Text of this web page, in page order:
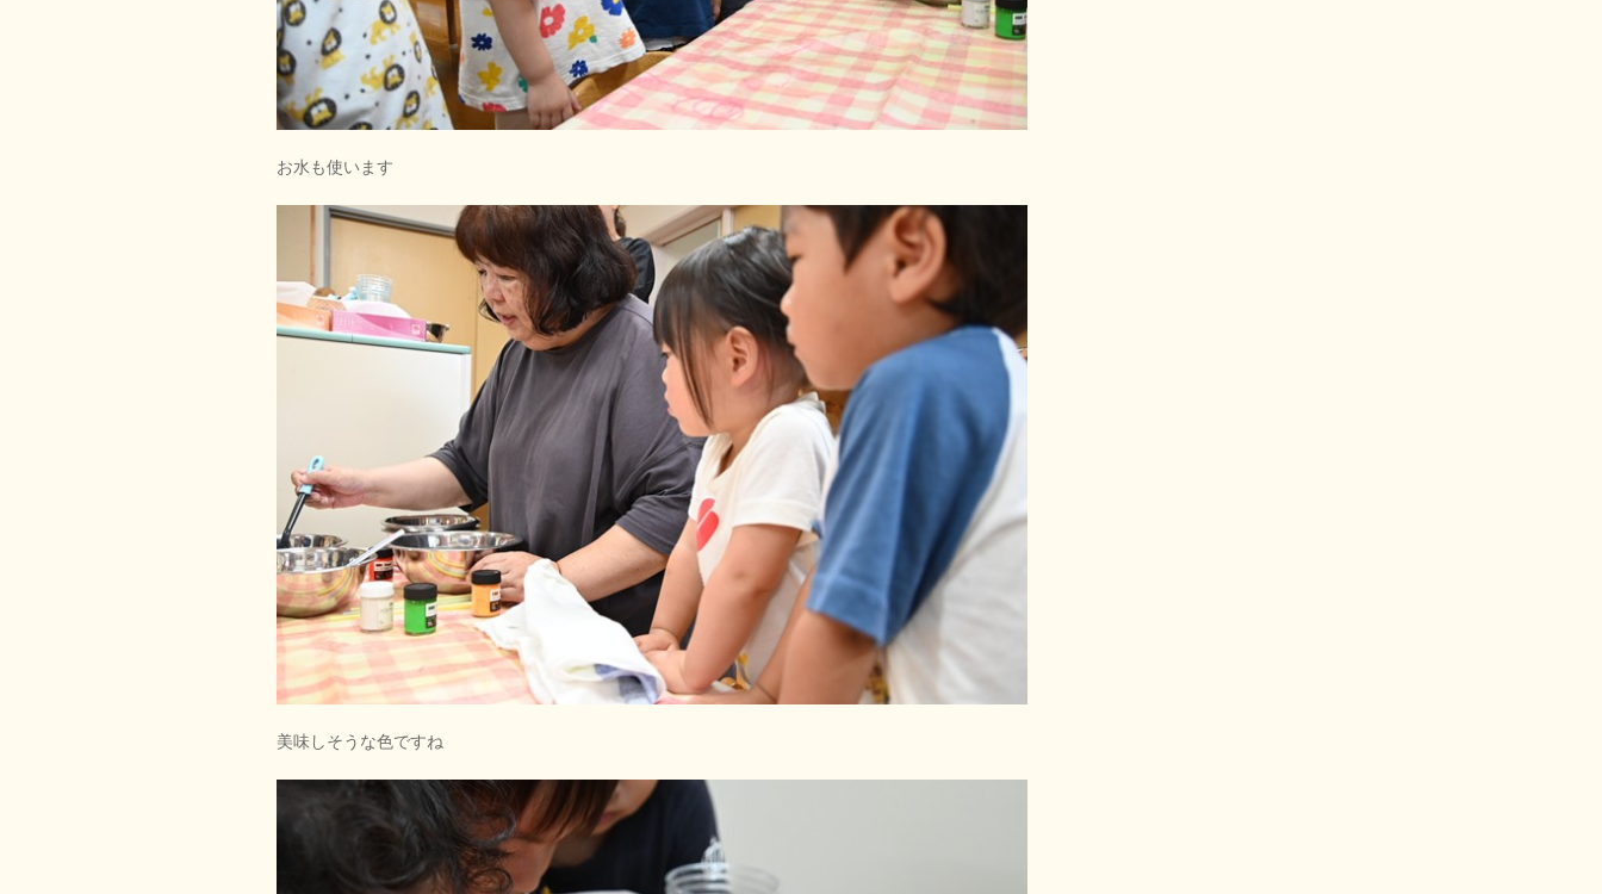
お水も使います
美味しそうな色ですね